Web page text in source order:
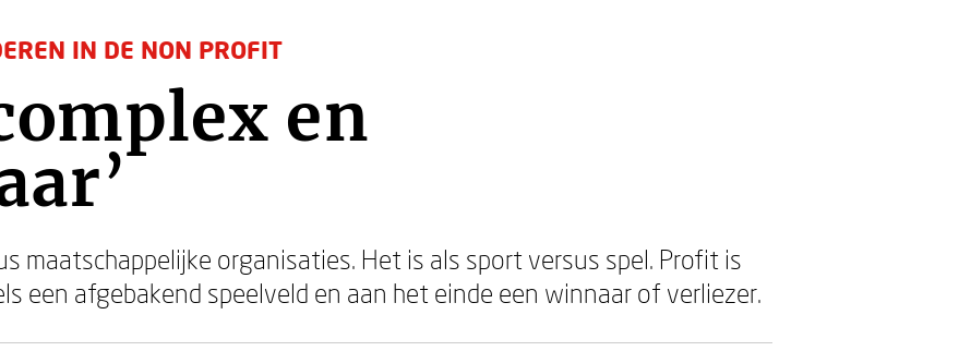
IN DE NON PROFIT
en
maatschappelijke organisaties. Het is als sport versus spel. Profit is
een afgebakend speelveld en aan het einde een winnaar of verliezer.